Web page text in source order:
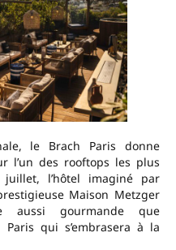
le Brach Paris donne
l’un des rooftops les plus
l’hôtel imaginé par
Maison Metzger
aussi gourmande que
qui s’embrasera à la